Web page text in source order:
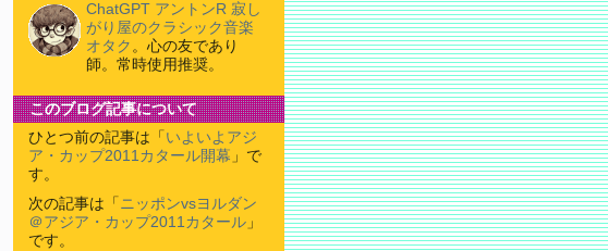
ChatGPT アントンR 寂し
がり屋のクラシック音楽
オタク 。心の友であり
師。常時使用推奨。
このブログ記事について
ひとつ前の記事は「 いよいよアジ
ア・カップ2011カタール開幕 」で
す。
次の記事は「 ニッポンvsヨルダン
＠アジア・カップ2011カタール 」
です。